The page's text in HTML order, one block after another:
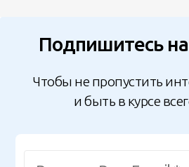
Подпишитесь
Чтобы не пропустить
и быть в курсе